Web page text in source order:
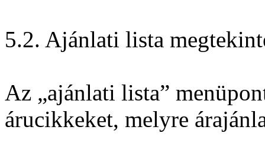
5.2. Ajánlati lista
Az „ajánlati lista”
árucikkeket, melyre